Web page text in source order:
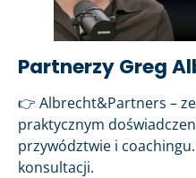
Partnerzy Greg
👉 Albrecht&Partners –
praktycznym
przywództwie i
konsultacji.